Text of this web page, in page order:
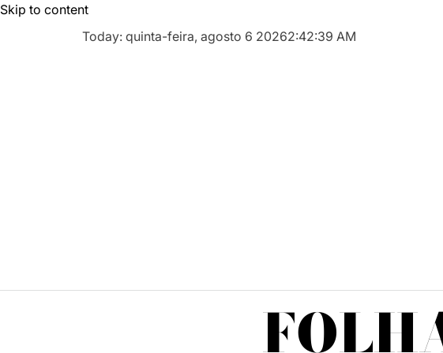
Skip to content
Today: quinta-feira, agosto 6 20262:42:40 AM